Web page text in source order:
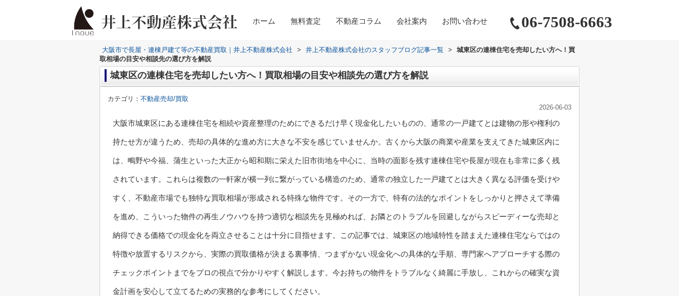
ホーム 無料査定 不動産コラム 会社案内 お問い合わせ 06-7508-6663
大阪市で長屋・連棟戸建て等の不動産買取｜井上不動産株式会社 > 井上不動産株式会社のスタッフブログ記事一覧 >
城東区の連棟住宅を売却したい方へ！買
取相場の目安や相談先の選び方を解説
城東区の連棟住宅を売却したい方へ！買取相場の目安や相談先の選び方を解説
カテゴリ： 不動産売却/買取
2026-06-03
大阪市城東区にある連棟住宅を相続や資産整理のためにできるだけ早く現金化したいものの、通常の一戸建てとは建物の形や権利の
持たせ方が違うため、売却の具体的な進め方に大きな不安を感じていませんか。古くから大阪の商業や産業を支えてきた城東区内に
は、鴫野や今福、蒲生といった大正から昭和期に栄えた旧市街地を中心に、当時の面影を残す連棟住宅や長屋が現在も非常に多く残
されています。これらは複数の一軒家が横一列に繋がっている構造のため、通常の独立した一戸建てとは大きく異なる評価を受けや
すく、不動産市場でも独特な買取相場が形成される特殊な物件です。その一方で、特有の法的なポイントをしっかりと押さえて準備
を進め、こういった物件の再生ノウハウを持つ適切な相談先を見極めれば、お隣とのトラブルを回避しながらスピーディーな売却と
納得できる価格での現金化を両立させることは十分に目指せます。この記事では、城東区の地域特性を踏まえた連棟住宅ならではの
特徴や放置するリスクから、実際の買取価格が決まる裏事情、つまずかない現金化への具体的な手順、専門家へアプローチする際の
チェックポイントまでをプロの視点で分かりやすく解説します。今お持ちの物件をトラブルなく綺麗に手放し、これからの確実な資
金計画を安心して立てるための実務的な参考にしてください。